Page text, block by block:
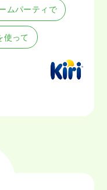
ムパーティで
使って